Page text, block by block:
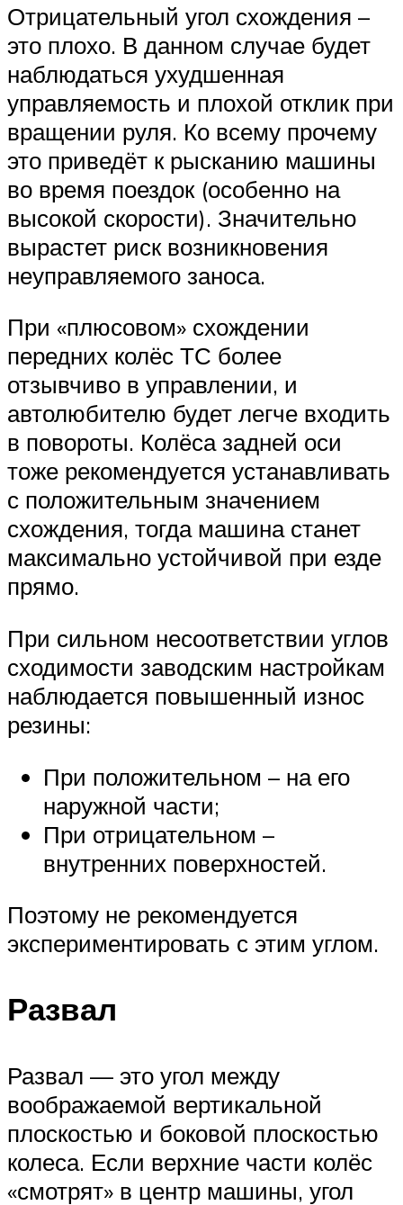
Отрицательный угол схождения –
это плохо. В данном случае будет
наблюдаться ухудшенная
управляемость и плохой отклик при
вращении руля. Ко всему прочему
это приведёт к рысканию машины
во время поездок (особенно на
высокой скорости). Значительно
вырастет риск возникновения
неуправляемого заноса.
При «плюсовом» схождении
передних колёс ТС более
отзывчиво в управлении, и
автолюбителю будет легче входить
в повороты. Колёса задней оси
тоже рекомендуется устанавливать
с положительным значением
схождения, тогда машина станет
максимально устойчивой при езде
прямо.
При сильном несоответствии углов
сходимости заводским настройкам
наблюдается повышенный износ
резины:
При положительном – на его
наружной части;
При отрицательном –
внутренних поверхностей.
Поэтому не рекомендуется
экспериментировать с этим углом.
Развал
Развал — это угол между
воображаемой вертикальной
плоскостью и боковой плоскостью
колеса. Если верхние части колёс
«смотрят» в центр машины, угол